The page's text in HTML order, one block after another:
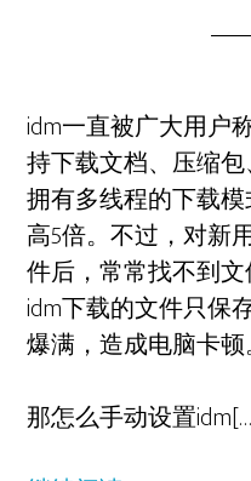
idm一直被广大用户
持下载文档、压缩
拥有多线程的下载
高5倍。不过，对新
件后，常常找不到
idm下载的文件只保
爆满，造成电脑卡顿
那怎么手动设置